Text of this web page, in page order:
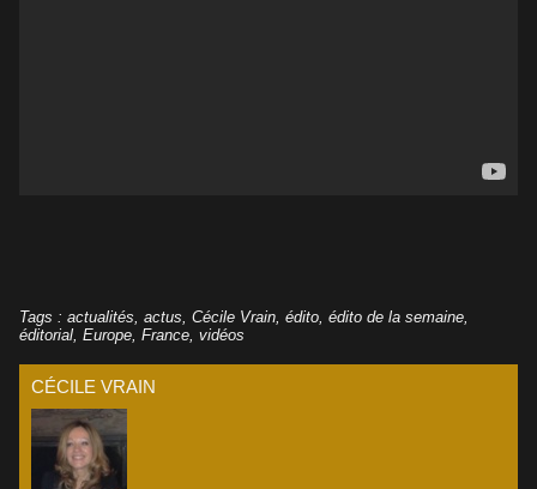
Tags : actualités, actus, Cécile Vrain, édito, édito de la semaine,
éditorial, Europe, France, vidéos
CÉCILE VRAIN